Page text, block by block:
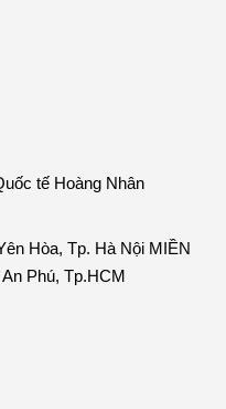
tế Hoàng Nhân
Hòa, Tp. Hà Nội MIỀN
Phú, Tp.HCM